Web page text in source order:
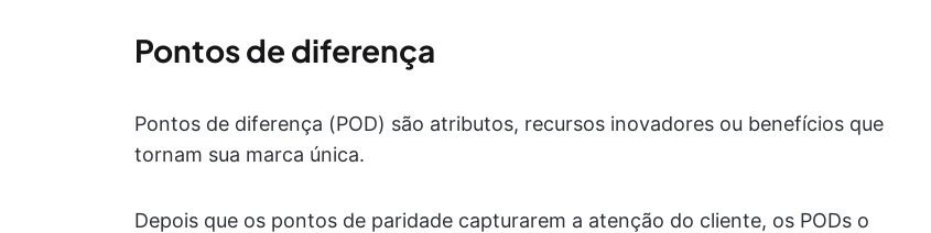
Pontos de diferença
Pontos de diferença (POD) são atributos, recursos inovadores ou benefícios que
tornam sua marca única.
Depois que os pontos de paridade capturarem a atenção do cliente, os PODs o